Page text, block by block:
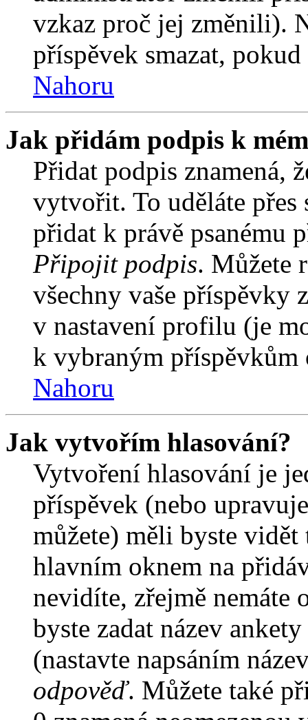
vzkaz proč jej změnili).
příspěvek smazat,
Nahoru
Jak přidám podpis k
Přidat podpis znamená,
vytvořit. To uděláte
přidat k právě psanému
Připojit podpis. Můžete
všechny vaše příspěvky
v nastavení profilu (je
k vybraným příspěvkům
Nahoru
Jak vytvořím hlasování?
Vytvoření hlasování je
příspěvek (nebo
můžete) měli byste
hlavním oknem na
nevidíte, zřejmě
byste zadat název
(nastavte napsáním
odpověď. Můžete také